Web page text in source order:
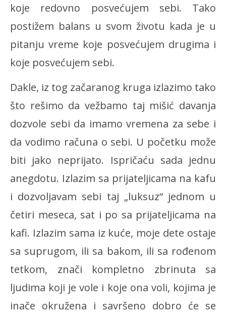
koje redovno posvećujem sebi. Tako
postižem balans u svom životu kada je u
pitanju vreme koje posvećujem drugima i
koje posvećujem sebi.
Dakle, iz tog začaranog kruga izlazimo tako
što rešimo da vežbamo taj mišić davanja
dozvole sebi da imamo vremena za sebe i
da vodimo računa o sebi. U početku može
biti jako neprijato. Ispričaću sada jednu
anegdotu. Izlazim sa prijateljicama na kafu
i dozvoljavam sebi taj „luksuz“ jednom u
četiri meseca, sat i po sa prijateljicama na
kafi. Izlazim sama iz kuće, moje dete ostaje
sa suprugom, ili sa bakom, ili sa rođenom
tetkom, znači kompletno zbrinuta sa
ljudima koji je vole i koje ona voli, kojima je
inače okružena i savršeno dobro će se